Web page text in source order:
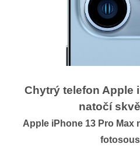
Chytrý telefon Apple
natočí
Apple iPhone 13 Pro Max